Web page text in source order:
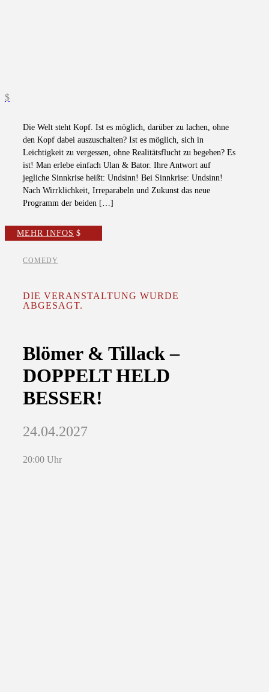
Die Welt steht Kopf. Ist es möglich, darüber zu lachen, ohne
den Kopf dabei auszuschalten? Ist es möglich, sich in
Leichtigkeit zu vergessen, ohne Realitätsflucht zu begehen? Es
ist! Man erlebe einfach Ulan & Bator. Ihre Antwort auf
jegliche Sinnkrise heißt: Undsinn! Bei Sinnkrise: Undsinn!
Nach Wirrklichkeit, Irreparabeln und Zukunst das neue
Programm der beiden […]
MEHR INFOS
COMEDY
DIE VERANSTALTUNG WURDE
ABGESAGT.
Blömer & Tillack –
DOPPELT HELD
BESSER!
24.04.2027
20:00 Uhr